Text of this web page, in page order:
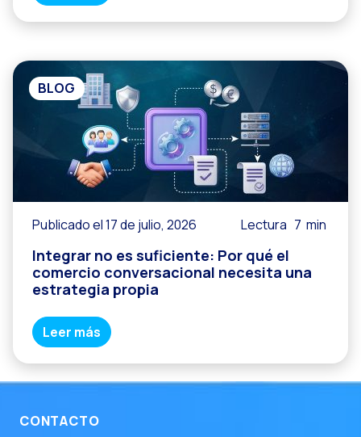
BLOG
Publicado el 17 de julio, 2026 Lectura 7 min
Integrar no es suficiente: Por qué el
comercio conversacional necesita una
estrategia propia
Leer más
CONTACTO